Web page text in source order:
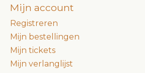
Mijn account
Registreren
Mijn bestellingen
Mijn tickets
Mijn verlanglijst